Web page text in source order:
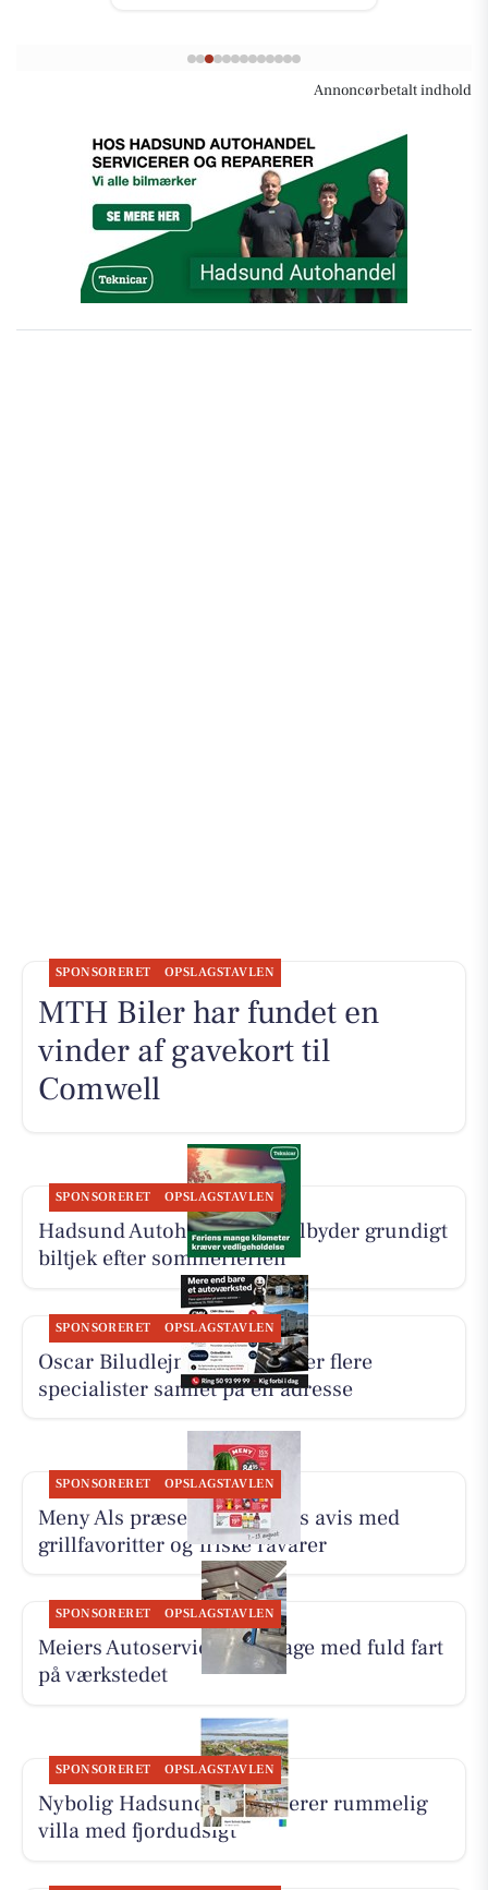
Annoncørbetalt indhold
SPONSORERET OPSLAGSTAVLEN
MTH Biler har fundet en
vinder af gavekort til
Comwell
SPONSORERET OPSLAGSTAVLEN
Hadsund Autohandel ApS tilbyder grundigt
biltjek efter sommerferien
SPONSORERET OPSLAGSTAVLEN
Oscar Biludlejning fremhæver flere
specialister samlet på én adresse
SPONSORERET OPSLAGSTAVLEN
Meny Als præsenterer ugens avis med
grillfavoritter og friske råvarer
SPONSORERET OPSLAGSTAVLEN
Meiers Autoservice er tilbage med fuld fart
på værkstedet
SPONSORERET OPSLAGSTAVLEN
Nybolig Hadsund præsenterer rummelig
villa med fjordudsigt